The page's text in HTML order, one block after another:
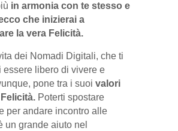
in armonia con te stesso e
che inizierai a
la vera Felicità.
dei Nomadi Digitali, che ti
essere libero di vivere e
pone tra i suoi valori
Poterti spostare
per andare incontro alle
un grande aiuto nel